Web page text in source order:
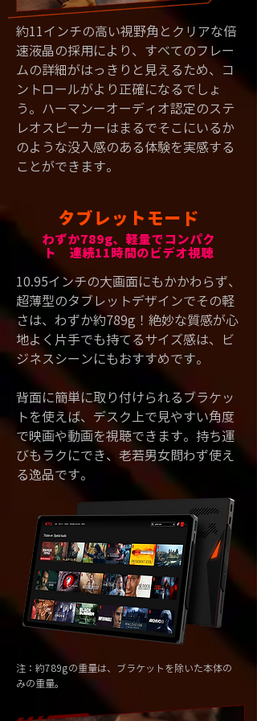
約11インチの高い視野角とクリアな倍
速液晶の採用により、すべてのフレー
ムの詳細がはっきりと見えるため、コ
ントロールがより正確になるでしょ
う。ハーマンーオーディオ認定のステ
レオスピーカーはまるでそこにいるか
のような没入感のある体験を実感する
ことができます。
タブレットモード
わずか789g、軽量でコンパク
ト 連続11時間のビデオ視聴
10.95インチの大画面にもかかわらず、
超薄型のタブレットデザインでその軽
さは、わずか約789g！絶妙な質感が心
地よく片手でも持てるサイズ感は、ビ
ジネスシーンにもおすすめです。
背面に簡単に取り付けられるブラケッ
トを使えば、デスク上で見やすい角度
で映画や動画を視聴できます。持ち運
びもラクにでき、老若男女問わず使え
る逸品です。
注：約789gの重量は、ブラケットを除いた本体の
みの重量。